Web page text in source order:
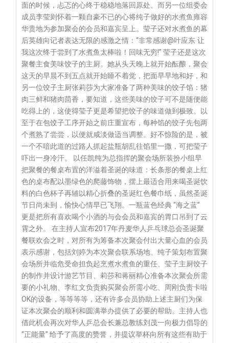
面的时候，忐忑的心终于稳稳地落回原处。而另一位组委会
成员李莹则怀着一颗自豪不已的心将纯子做好的水煮鱼雍容
华贵地为参加聚会的会员和嘉宾呈上。莹子还对水煮鱼的幕
后英雄向记者表达无限的感激之情：“非常感谢@叶应东 让
我这次终于尝到了水煮鱼太棒啦！回味无穷!” 莹子还是这次
聚餐主食美味饺子的主厨。她从头天晚上就开始酝酿，聚会
这天的早晨不到五点就开始睡不着觉，把面早早地和好，和
另一位饺子主厨张莉莎为大家准备了两种美味的饺子馅：猪
肉三鲜和猪肉茴香，要知道，这些美味的饺子可不是随便能
吃得上的，这使得莹子更是希望把饺子的味道做到极致。以
至于在包饺子工序开始之前庄重宣布，每种馅的饺子先包两
个煮熟了尝尝，以便就咸淡做适当调整。好不惊险的是，被
一个不喑此道的过路人抓起盐瓶胡乱往馅里一撒，可把莹子
吓出一身冷汗。 以任凯纯为总指挥的聚会场所装扮小组早
把聚餐的餐桌布置的洋溢着圣诞的味道：长条形的餐桌上红
色的桌布配以墨绿色的爬藤饰物，摆上最适合用来喝圣诞饮
料的白色杯子再辅以精心折叠的圣诞红色餐巾纸，虽然圣诞
节日尚未到，愉快心情早已飞翔。一瓶蓝色经典 “海之蓝”
更是把所有喜欢喝个小酒的与会会员和嘉宾的胃口吊到了云
霄之外。 在主持人宣布2017年丹麦华人乒乓球总会圣诞聚
餐联欢会之时，对所有为筹备本次聚会付出大量心血的会员
表示感谢，包括刘婷为本次聚会联系场地、纯子策划布置聚
会场所并临危受命担负起烹煮水煮鱼的重任、莹子主厨饺子
的制作并设计游艺节目、莉莎和蒋丽精心准备本次聚会所需
要的小礼物、李红文负责购买聚会所需小吃、周刚负责卡啦
OK的设备，等等等等，还有许多会员协助上述主厨们为保
证本次聚会的顺利和圆满举办提供了必要的帮助。主持人也
借此机会再次对华人乒总会长兼总教练刘茂一向极力倡导的
“正能量” 给予了高度的赞誉，并提议举杯向所有这些有助于